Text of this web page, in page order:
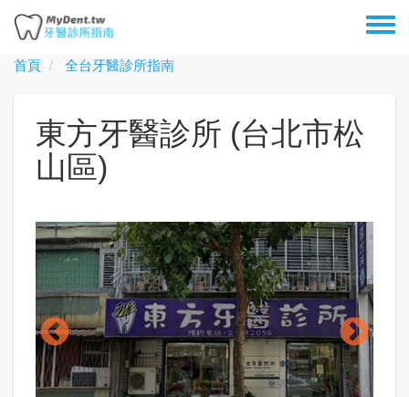
移
主首頁 全台牙醫診所指南
東方牙醫診所 (台北市松
山區)